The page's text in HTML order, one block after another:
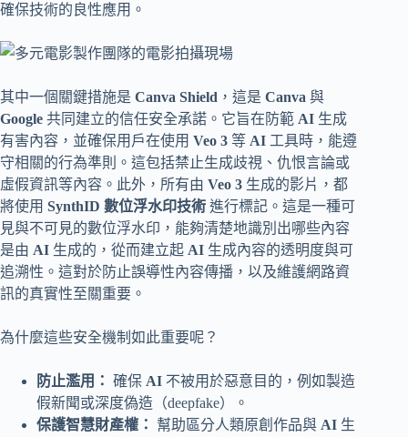
確保技術的良性應用。
其中一個關鍵措施是 Canva Shield ，這是 Canva 與
Google 共同建立的信任安全承諾。它旨在防範 AI 生成
有害內容，並確保用戶在使用 Veo 3 等 AI 工具時，能遵
守相關的行為準則。這包括禁止生成歧視、仇恨言論或
虛假資訊等內容。此外，所有由 Veo 3 生成的影片，都
將使用 SynthID 數位浮水印技術 進行標記。這是一種可
見與不可見的數位浮水印，能夠清楚地識別出哪些內容
是由 AI 生成的，從而建立起 AI 生成內容的透明度與可
追溯性。這對於防止誤導性內容傳播，以及維護網路資
訊的真實性至關重要。
為什麼這些安全機制如此重要呢？
防止濫用： 確保 AI 不被用於惡意目的，例如製造
假新聞或深度偽造（deepfake）。
保護智慧財產權：
幫助區分人類原創作品與 AI 生